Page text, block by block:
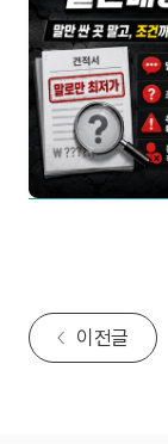
이전글